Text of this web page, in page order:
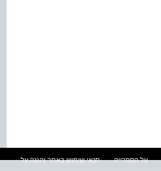
על הספרייה
תנאי שימוש באתר והגנה על